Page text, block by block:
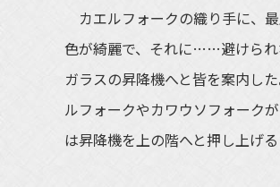
カエルフォークの織り手に、
色が綺麗で、それに……避けられ
ガラスの昇降機へと皆を案内し
ルフォークやカワウソフォーク
は昇降機を上の階へと押し上げ